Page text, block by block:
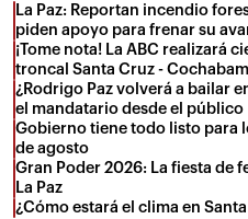
La Paz: Reportan incendio
piden apoyo para frenar su
¡Tome nota! La ABC realizará
troncal Santa Cruz -
¿Rodrigo Paz volverá a bailar
el mandatario desde el público
Gobierno tiene todo listo para
de agosto
Gran Poder 2026: La fiesta de
La Paz
¿Cómo estará el clima en